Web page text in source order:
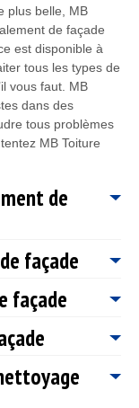
plus belle, MB
de façade
est disponible à
tous les types de
vous faut. MB
dans des
tous problèmes
MB Toiture
de
dont vous avez
nos ravaleurs
et votre budget, nos
ciment, de la brique
et autre. Ainsi, si
façade
indispensable
entreprise de
votre façade est
MB Toiture pour
façade
MB Toiture ne
faire, nous mettons
des matériaux
MB Toiture
entreprise MB